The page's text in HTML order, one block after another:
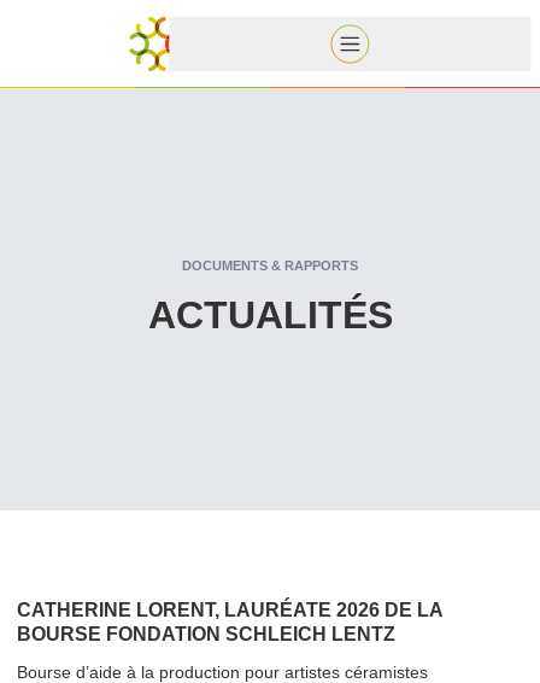
DOCUMENTS & RAPPORTS
ACTUALITÉS
CATHERINE LORENT, LAURÉATE 2026 DE LA
BOURSE FONDATION SCHLEICH LENTZ
Bourse d’aide à la production pour artistes céramistes